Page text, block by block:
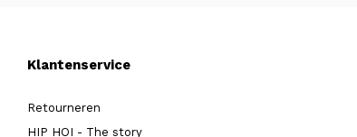
Klantenservice
Retourneren
HIP HOI - The story